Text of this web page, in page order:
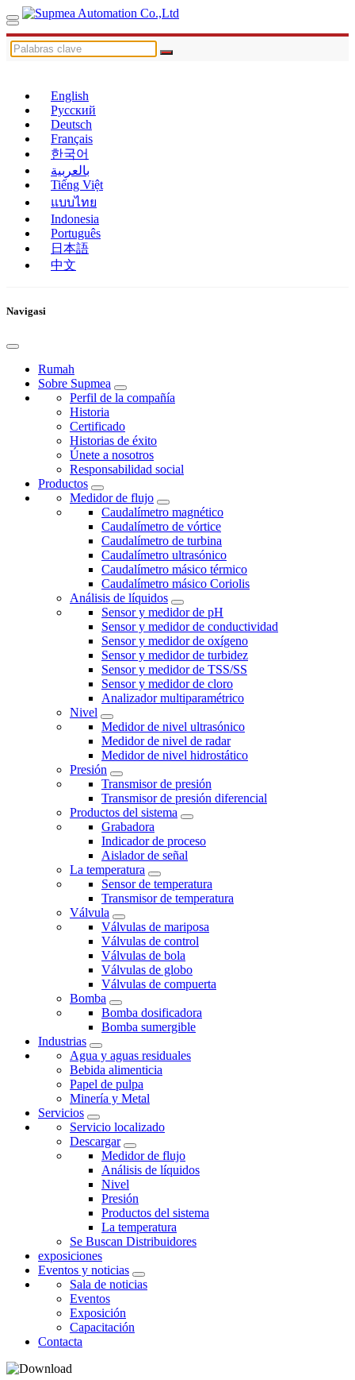
English
Русский
Deutsch
Français
한국어
بالعربية
Tiếng Việt
แบบไทย
Indonesia
Português
日本語
中文
Navigasi
Rumah
Sobre Supmea
Perfil de la compañía
Historia
Certificado
Historias de éxito
Únete a nosotros
Responsabilidad social
Productos
Medidor de flujo
Caudalímetro magnético
Caudalímetro de vórtice
Caudalímetro de turbina
Caudalímetro ultrasónico
Caudalímetro másico térmico
Caudalímetro másico Coriolis
Análisis de líquidos
Sensor y medidor de pH
Sensor y medidor de conductividad
Sensor y medidor de oxígeno
Sensor y medidor de turbidez
Sensor y medidor de TSS/SS
Sensor y medidor de cloro
Analizador multiparamétrico
Nivel
Medidor de nivel ultrasónico
Medidor de nivel de radar
Medidor de nivel hidrostático
Presión
Transmisor de presión
Transmisor de presión diferencial
Productos del sistema
Grabadora
Indicador de proceso
Aislador de señal
La temperatura
Sensor de temperatura
Transmisor de temperatura
Válvula
Válvulas de mariposa
Válvulas de control
Válvulas de bola
Válvulas de globo
Válvulas de compuerta
Bomba
Bomba dosificadora
Bomba sumergible
Industrias
Agua y aguas residuales
Bebida alimenticia
Papel de pulpa
Minería y Metal
Servicios
Servicio localizado
Descargar
Medidor de flujo
Análisis de líquidos
Nivel
Presión
Productos del sistema
La temperatura
Se Buscan Distribuidores
exposiciones
Eventos y noticias
Sala de noticias
Eventos
Exposición
Capacitación
Contacta